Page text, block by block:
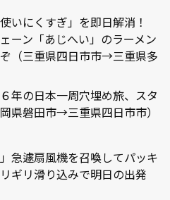
いにくすぎ」を即日解消！
ーン「あじへい」のラーメン
（三重県四日市市→三重県多
年の日本一周穴埋め旅、スタ
県磐田市→三重県四日市市）
急遽扇風機を召喚してパッキ
ギリ滑り込みで明日の出発